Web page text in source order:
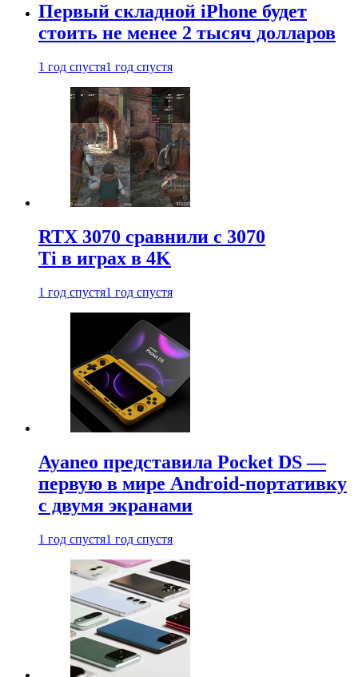
Первый складной iPhone будет
стоить не менее 2 тысяч долларов
1 год спустя1 год спустя
RTX 3070 сравнили с 3070
Ti в играх в 4K
1 год спустя1 год спустя
Ayaneo представила Pocket DS —
первую в мире Android-портативку
с двумя экранами
1 год спустя1 год спустя